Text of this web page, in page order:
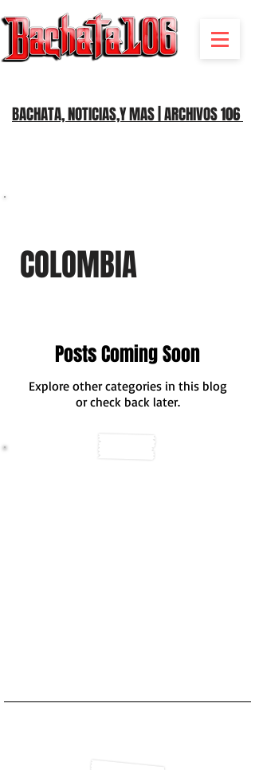
BACHATA, NOTICIAS,Y MAS | ARCHIVOS 106
COLOMBIA
Posts Coming Soon
Explore other categories in this blog
or check back later.